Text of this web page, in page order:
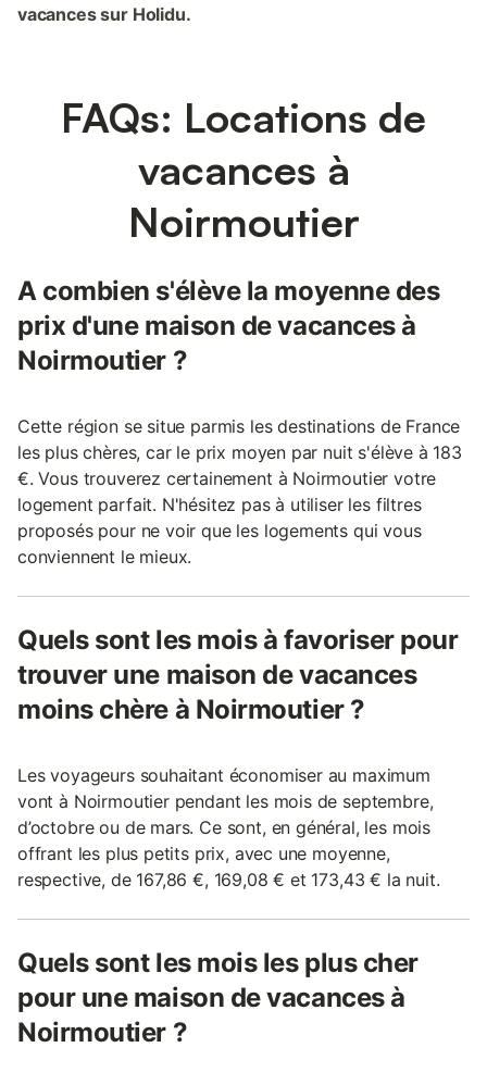
vacances sur Holidu.
FAQs: Locations de
vacances à
Noirmoutier
A combien s'élève la moyenne des
prix d'une maison de vacances à
Noirmoutier ?
Cette région se situe parmis les destinations de France
les plus chères, car le prix moyen par nuit s'élève à 183
€. Vous trouverez certainement à Noirmoutier votre
logement parfait. N'hésitez pas à utiliser les filtres
proposés pour ne voir que les logements qui vous
conviennent le mieux.
Quels sont les mois à favoriser pour
trouver une maison de vacances
moins chère à Noirmoutier ?
Les voyageurs souhaitant économiser au maximum
vont à Noirmoutier pendant les mois de septembre,
d’octobre ou de mars. Ce sont, en général, les mois
offrant les plus petits prix, avec une moyenne,
respective, de 167,86 €, 169,08 € et 173,43 € la nuit.
Quels sont les mois les plus cher
pour une maison de vacances à
Noirmoutier ?